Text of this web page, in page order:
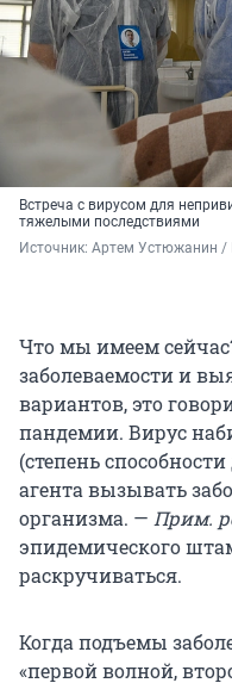
Встреча с вирусом для
тяжелыми последствиями
Источник: Артем Устюжанин /
Что мы имеем
заболеваемости и
вариантов, это
пандемии. Вирус
(степень
агента вызывать
организма. — Прим.
эпидемического
раскручиваться.
Когда подъемы
«первой волной,